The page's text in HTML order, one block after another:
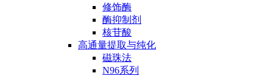
修饰酶
酶抑制剂
核苷酸
高通量提取与纯化
磁珠法
N96系列